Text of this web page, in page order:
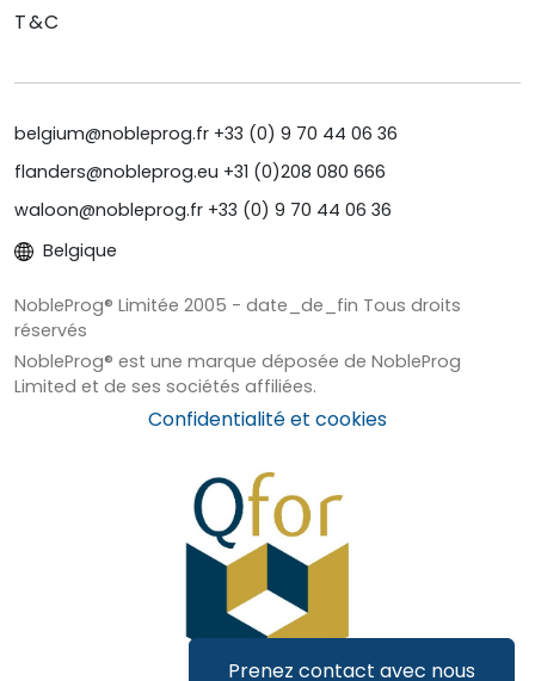
Prenez contact avec nous
T&C
belgium@nobleprog.fr +33 (0) 9 70 44 06 36
flanders@nobleprog.eu +31 (0)208 080 666
waloon@nobleprog.fr +33 (0) 9 70 44 06 36
Belgique
NobleProg® Limitée 2005 - date_de_fin Tous droits
réservés
NobleProg® est une marque déposée de NobleProg
Limited et de ses sociétés affiliées.
Confidentialité et cookies